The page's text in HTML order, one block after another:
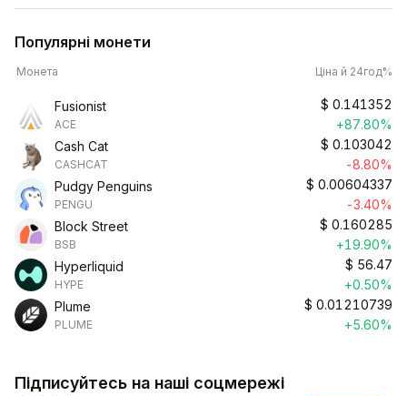
Популярні монети
Монета Ціна й 24год%
Fusionist
ACE
$ 0.141352
+87.80%
Cash Cat
CASHCAT
$ 0.103042
-8.80%
Pudgy Penguins
PENGU
$ 0.00604337
-3.40%
Block Street
BSB
$ 0.160285
+19.90%
Hyperliquid
HYPE
$ 56.47
+0.50%
Plume
PLUME
$ 0.01210739
+5.60%
Підписуйтесь на наші соцмережі